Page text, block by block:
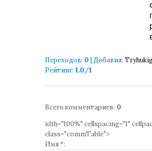
Переходов: 0 | Добавил:
Рейтинг: 1.0/1
Всего комментариев: 0
idth="100%" cellspacing="1"
class="commTable">
Имя *: